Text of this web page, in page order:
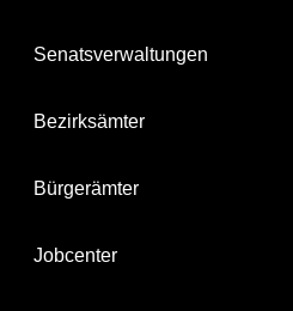
Senatsverwaltungen
Bezirksämter
Bürgerämter
Jobcenter